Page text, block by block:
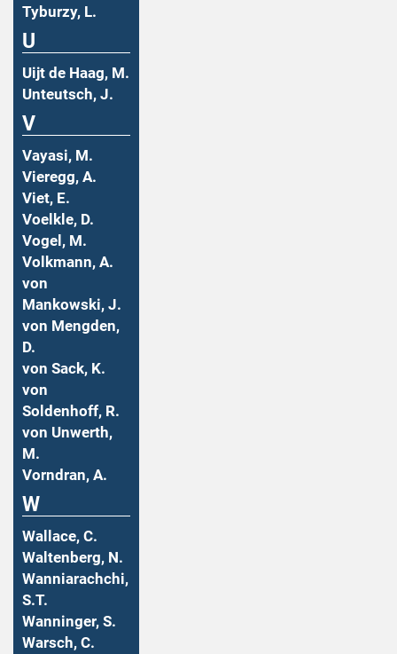
Tyburzy, L.
U
Uijt de Haag, M.
Unteutsch, J.
V
Vayasi, M.
Vieregg, A.
Viet, E.
Voelkle, D.
Vogel, M.
Volkmann, A.
von
Mankowski, J.
von Mengden,
D.
von Sack, K.
von
Soldenhoff, R.
von Unwerth,
M.
Vorndran, A.
W
Wallace, C.
Waltenberg, N.
Wanniarachchi,
S.T.
Wanninger, S.
Warsch, C.